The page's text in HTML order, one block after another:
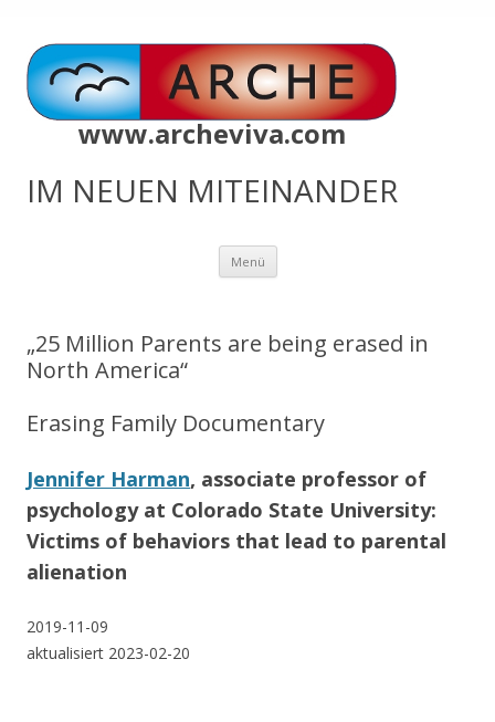
www.archeviva.com
IM NEUEN MITEINANDER
Menü Zum
springen
„25 Million Parents are being erased in
North America“
Erasing Family Documentary
Jennifer Harman, associate professor of
psychology at Colorado State University:
Victims of behaviors that lead to parental
alienation
2019-11-09
aktualisiert 2023-02-20